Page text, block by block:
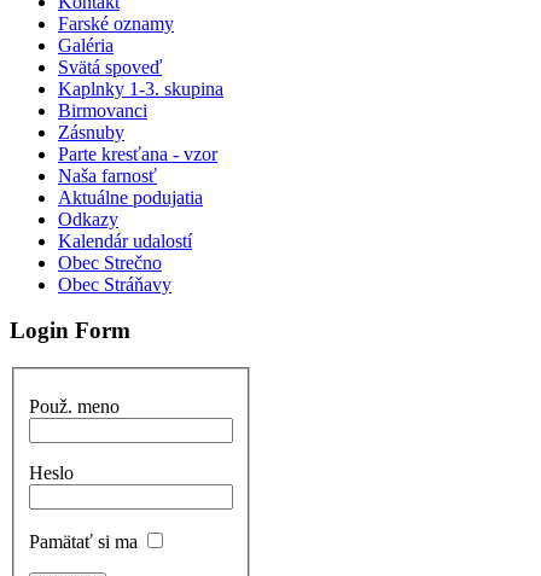
Farské oznamy
Galéria
Svätá spoveď
Kaplnky 1-3. skupina
Birmovanci
Zásnuby
Parte kresťana - vzor
Naša farnosť
Aktuálne podujatia
Odkazy
Kalendár udalostí
Obec Strečno
Obec Stráňavy
Login Form
Použ. meno
Heslo
Pamätať si ma